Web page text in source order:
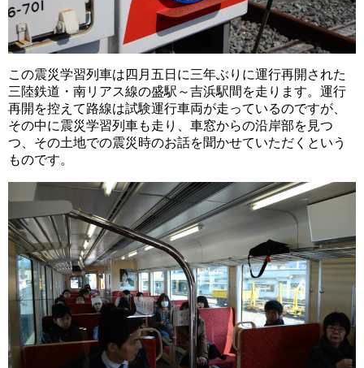
この震災学習列車は四月五日に三年ぶりに運行再開された
三陸鉄道・南リアス線の盛駅～吉浜駅間を走ります。運行
再開を控えて路線は試験運行車両が走っているのですが、
その中に震災学習列車も走り、車窓からの沿岸部を見つ
つ、その土地での震災時のお話を聞かせていただくという
ものです。